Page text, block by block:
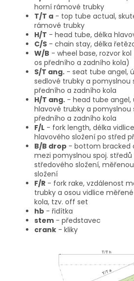
horní rámové trubky
T/T a - top tube actual,
rámové trubky
H/T - head tube, délka
C/S - chain stay, délka
W/B - wheel base, rozvor
os předního a zadního kola)
S/T ang. - seat tube angel,
sedlové trubky a pomyslnou
předního a zadního kola
H/T ang. - head tube angel,
hlavové trubky a pomyslnou
předního a zadního kola
F/L - fork length, délka
hlavového složení po střed
B/B drop - bottom bracked
mezi pomyslnou spoj. středů
středového složení,
složení
F/R - fork rake, vzdálenost
trubky a osou vidlice
kola, tzv. off set
hb - řidítka
stem - představec
crank - kliky